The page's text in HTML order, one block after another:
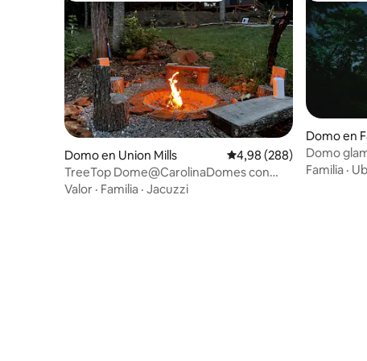
Domo en Union Mills Calificación promedio:
4,98 (288)
TreeTop Dome@CarolinaDomes con
jacuzzi cerca de Lake Lure
Valor · Familia · Jacuzzi
Domo en
Domo
Vistas a la
Familia ·